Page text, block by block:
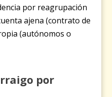
por reagrupación
ajena (contrato de
(autónomos o
por